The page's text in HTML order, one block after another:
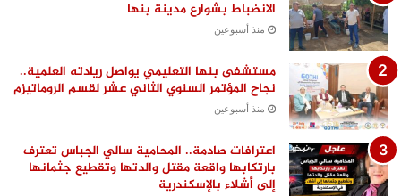
الانضباط بشوارع مدينة بنها
منذ أسبوعين
مستشفى بنها التعليمي يواصل ريادته العلمية..
نجاح المؤتمر السنوي الثاني عشر لقسم الروماتيزم
منذ أسبوعين
اعترافات صادمة.. المحامية سالي الجباس تعترف
بارتكابها واقعة مقتل والدتها وتقطيع جثمانها
إلى أشلاء بالإسكندرية